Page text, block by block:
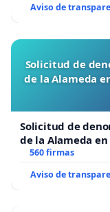
Aviso de
Solicitud de
de la Alameda
Solicitud de
de la Alameda
“Mazinger”
560 firmas
Aviso de